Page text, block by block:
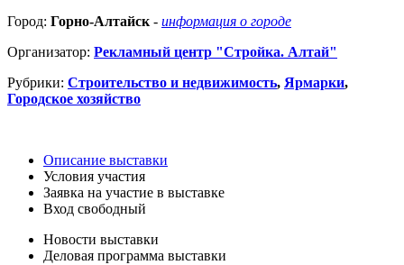
Город: Горно-Алтайск - информация о городе
Организатор: Рекламный центр "Стройка. Алтай"
Рубрики: Строительство и недвижимость, Ярмарки,
Городское хозяйство
Описание выставки
Условия участия
Заявка на участие в выставке
Вход свободный
Новости выставки
Деловая программа выставки